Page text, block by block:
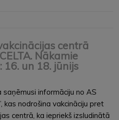
centrā
Nākamie
un 18. jūnijs
informāciju no AS
kas nodrošina vakcināciju pret
centrā, ka iepriekš izsludinātā